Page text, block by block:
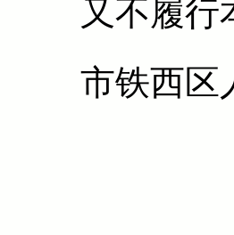
又不履行
市铁西区